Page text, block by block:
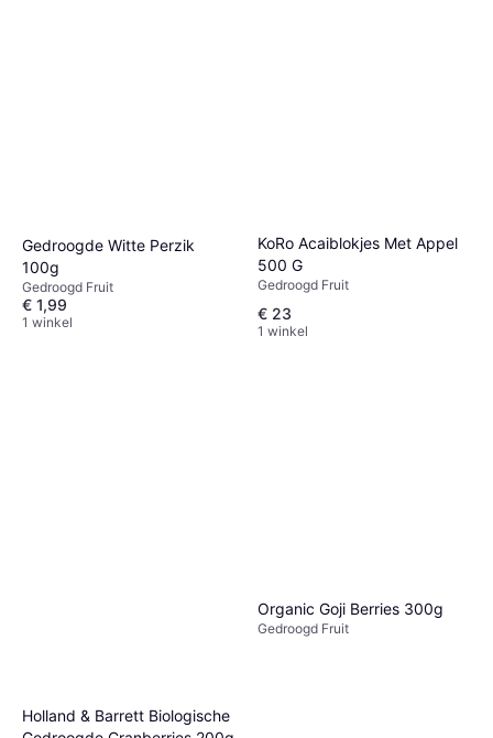
Gedroogde Witte Perzik
100g
Gedroogd Fruit
€ 1,99
1 winkel
KoRo Acaiblokjes Met Appel
500 G
Gedroogd Fruit
€ 23
1 winkel
Holland & Barrett Biologische
Organic Goji Berries 300g
Gedroogd Fruit